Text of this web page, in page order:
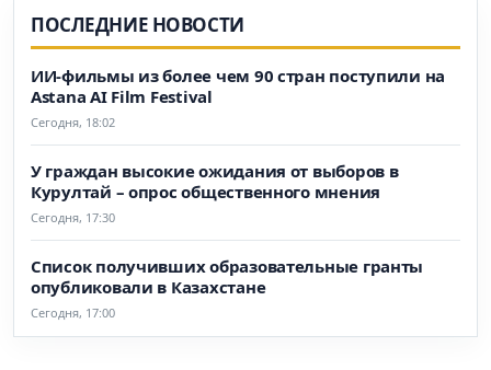
ПОСЛЕДНИЕ НОВОСТИ
ИИ-фильмы из более чем 90 стран поступили на
Astana AI Film Festival
Сегодня, 18:02
У граждан высокие ожидания от выборов в
Курултай – опрос общественного мнения
Сегодня, 17:30
Список получивших образовательные гранты
опубликовали в Казахстане
Сегодня, 17:00